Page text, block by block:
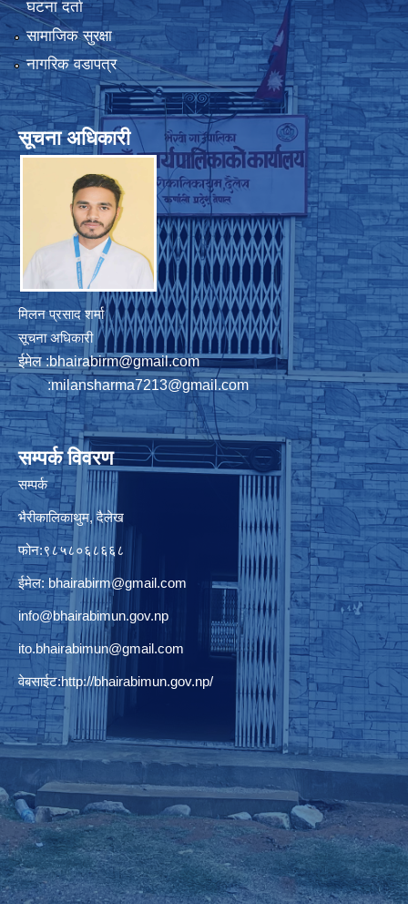
घटना दर्ता
सामाजिक सुरक्षा
नागरिक वडापत्र
सूचना अधिकारी
मिलन प्रसाद शर्मा
सूचना अधिकारी
ईमेल :bhairabirm@gmail.com
:milansharma7213@gmail.com
सम्पर्क विवरण
सम्पर्क
भैरीकालिकाथुम, दैलेख
फोन:९८५८०६८६६८
ईमेल: bhairabirm@gmail.com
info@bhairabimun.gov.np
ito.bhairabimun@gmail.com
वेबसाईट:http://bhairabimun.gov.np/